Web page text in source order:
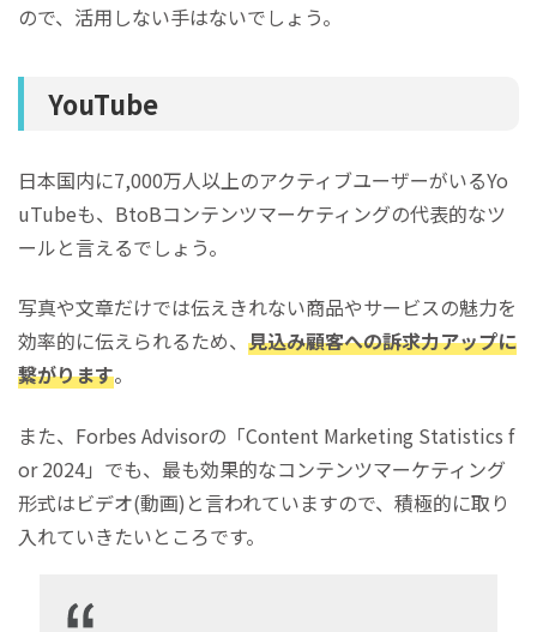
ので、活用しない手はないでしょう。
YouTube
日本国内に7,000万人以上のアクティブユーザーがいるYo
uTubeも、BtoBコンテンツマーケティングの代表的なツ
ールと言えるでしょう。
写真や文章だけでは伝えきれない商品やサービスの魅力を
効率的に伝えられるため、 見込み顧客への訴求力アップに
繋がります。
また、Forbes Advisorの「Content Marketing Statistics f
or 2024」でも、最も効果的なコンテンツマーケティング
形式はビデオ(動画)と言われていますので、積極的に取り
入れていきたいところです。